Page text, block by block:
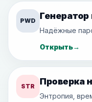
PWD Генератор
Надёжные
Открыть→
STR Проверка
Энтропия,